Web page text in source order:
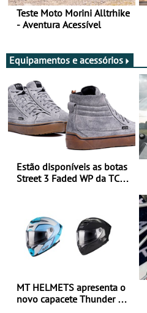
Teste Moto Morini Alltrhike
- Aventura Acessível
Equipamentos e acessórios
Estão disponíveis as botas
Street 3 Faded WP da TCX
MT HELMETS apresenta o
novo capacete Thunder 4 R